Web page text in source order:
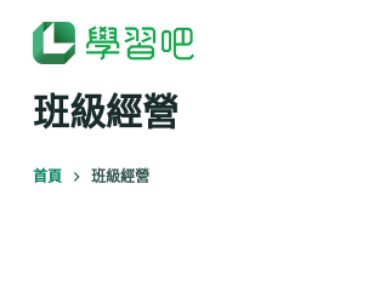
跳
至
主
要
容
班級經營
首頁 班級經營